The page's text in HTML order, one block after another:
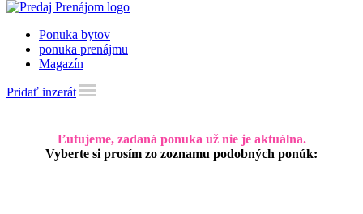
Ponuka bytov
ponuka prenájmu
Magazín
Pridať inzerát
Ľutujeme, zadaná ponuka už nie je aktuálna.
Vyberte si prosím zo zoznamu podobných ponúk: